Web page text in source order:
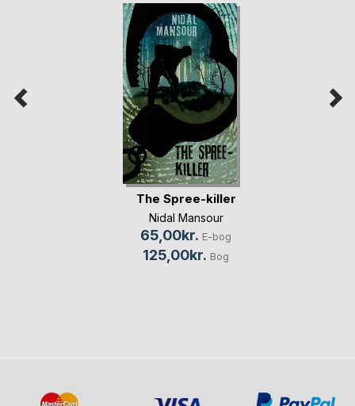
The Spree-killer
Nidal Mansour
65,00kr. E-bog
125,00kr. Bog